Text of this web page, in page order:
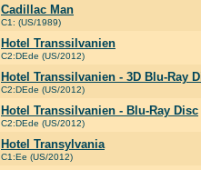
Cadillac Man
C1: (US/1989)
Hotel Transsilvanien
C2:DEde (US/2012)
Hotel Transsilvanien - 3D Blu-Ray
C2:DEde (US/2012)
Hotel Transsilvanien - Blu-Ray Disc
C2:DEde (US/2012)
Hotel Transylvania
C1:Ee (US/2012)